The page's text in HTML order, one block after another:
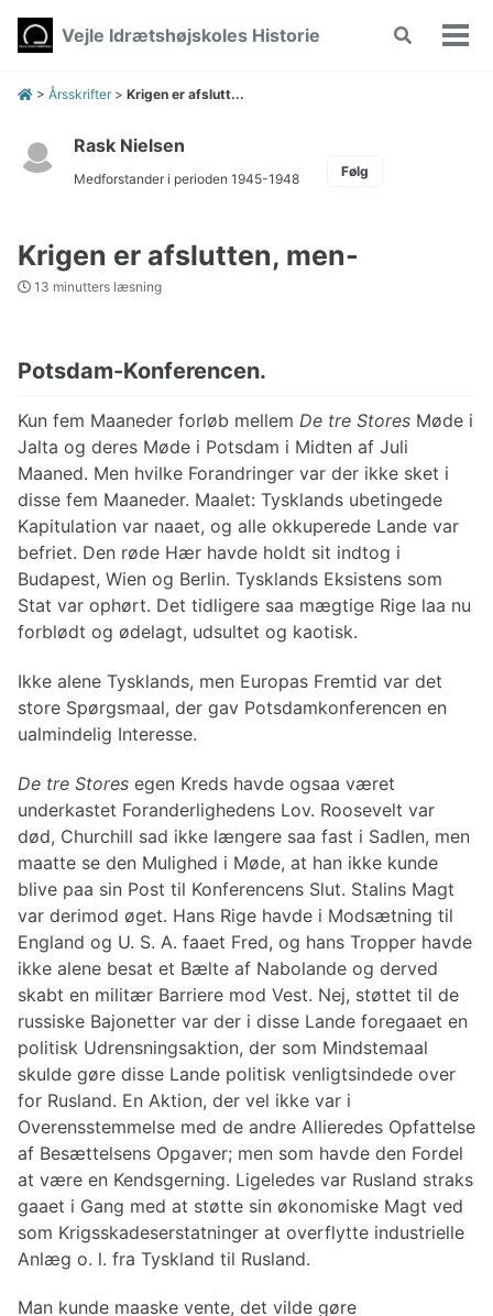
Skip
navigation
Skip
Skip
Vejle Idrætshøjskoles Historie
Toggle Vis/
> Årsskrifter > Krigen er afslutt...
Rask Nielsen
Medforstander i perioden 1945-1948 Følg
Krigen er afslutten, men-
13 minutters læsning
Potsdam-Konferencen.
Kun fem Maaneder forløb mellem De tre Stores Møde i
Jalta og deres Møde i Potsdam i Midten af Juli
Maaned. Men hvilke Forandringer var der ikke sket i
disse fem Maaneder. Maalet: Tysklands ubetingede
Kapitulation var naaet, og alle okkuperede Lande var
befriet. Den røde Hær havde holdt sit indtog i
Budapest, Wien og Berlin. Tysklands Eksistens som
Stat var ophørt. Det tidligere saa mægtige Rige laa nu
forblødt og ødelagt, udsultet og kaotisk.
Ikke alene Tysklands, men Europas Fremtid var det
store Spørgsmaal, der gav Potsdamkonferencen en
ualmindelig Interesse.
De tre Stores egen Kreds havde ogsaa været
underkastet Foranderlighedens Lov. Roosevelt var
død, Churchill sad ikke længere saa fast i Sadlen, men
maatte se den Mulighed i Møde, at han ikke kunde
blive paa sin Post til Konferencens Slut. Stalins Magt
var derimod øget. Hans Rige havde i Modsætning til
England og U. S. A. faaet Fred, og hans Tropper havde
ikke alene besat et Bælte af Nabolande og derved
skabt en militær Barriere mod Vest. Nej, støttet til de
russiske Bajonetter var der i disse Lande foregaaet en
politisk Udrensningsaktion, der som Mindstemaal
skulde gøre disse Lande politisk venligtsindede over
for Rusland. En Aktion, der vel ikke var i
Overensstemmelse med de andre Allieredes Opfattelse
af Besættelsens Opgaver; men som havde den Fordel
at være en Kendsgerning. Ligeledes var Rusland straks
gaaet i Gang med at støtte sin økonomiske Magt ved
som Krigsskadeserstatninger at overflytte industrielle
Anlæg o. l. fra Tyskland til Rusland.
Man kunde maaske vente, det vilde gøre